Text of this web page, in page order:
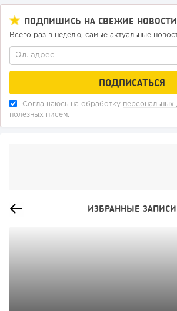
ПОДПИШИСЬ НА СВЕЖИЕ НОВОСТИ
Всего раз в неделю, самые актуальные
Соглашаюсь на обработку персональных
полезных писем.
ИЗБРАННЫЕ ЗАПИСИ